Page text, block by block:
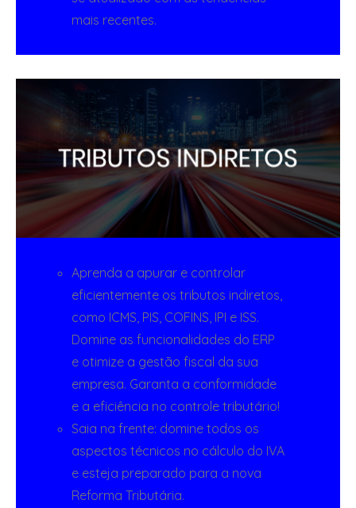
mais recentes.
Aprenda a apurar e controlar
eficientemente os tributos indiretos,
como ICMS, PIS, COFINS, IPI e ISS.
Domine as funcionalidades do ERP
e otimize a gestão fiscal da sua
empresa. Garanta a conformidade
e a eficiência no controle tributário!
Saia na frente: domine todos os
aspectos técnicos no cálculo do IVA
e esteja preparado para a nova
Reforma Tributária.